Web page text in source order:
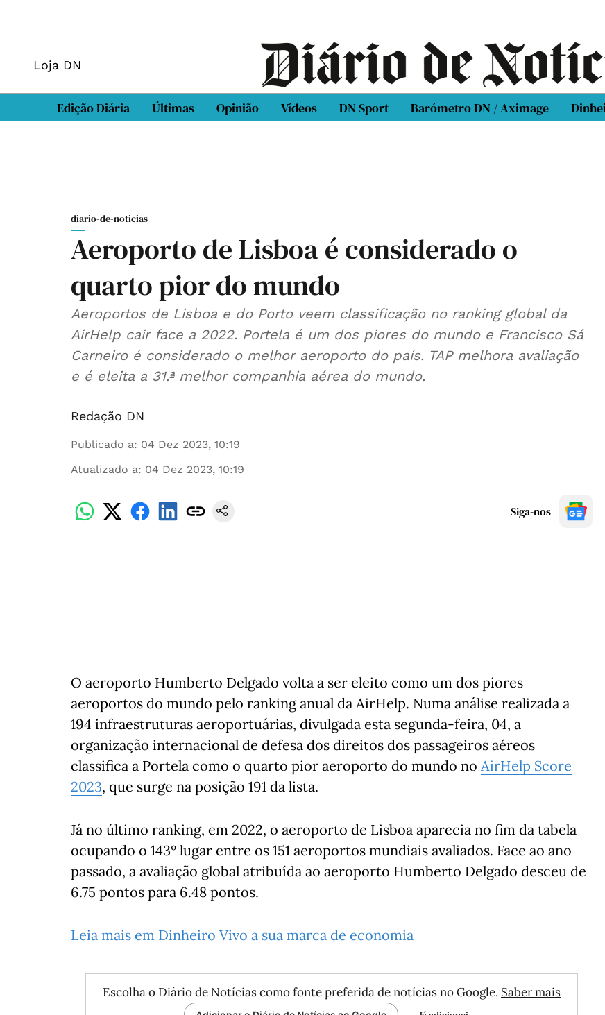
Loja DN
Edição Diária Últimas Opinião Vídeos DN Sport Barómetro DN / Aximage
diario-de-noticias
Aeroporto de Lisboa é considerado o
quarto pior do mundo
Aeroportos de Lisboa e do Porto veem classificação no ranking global da
AirHelp cair face a 2022. Portela é um dos piores do mundo e Francisco Sá
Carneiro é considerado o melhor aeroporto do país. TAP melhora avaliação
e é eleita a 31.ª melhor companhia aérea do mundo.
Redação DN
Publicado a: 04 Dez 2023, 10:19
Atualizado a: 04 Dez 2023, 10:19
Siga-nos
O aeroporto Humberto Delgado volta a ser eleito como um dos piores
aeroportos do mundo pelo ranking anual da AirHelp. Numa análise realizada a
194 infraestruturas aeroportuárias, divulgada esta segunda-feira, 04, a
organização internacional de defesa dos direitos dos passageiros aéreos
classifica a Portela como o quarto pior aeroporto do mundo no AirHelp Score
2023, que surge na posição 191 da lista.
Já no último ranking, em 2022, o aeroporto de Lisboa aparecia no fim da tabela
ocupando o 143º lugar entre os 151 aeroportos mundiais avaliados. Face ao ano
passado, a avaliação global atribuída ao aeroporto Humberto Delgado desceu de
6.75 pontos para 6.48 pontos.
Leia mais em Dinheiro Vivo a sua marca de economia
Escolha o Diário de Notícias como fonte preferida de notícias no Google. Saber mais